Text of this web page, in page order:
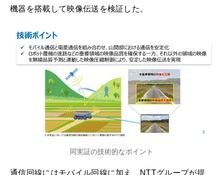
機器を搭載して映像伝送を検証した。
同実証の技術的なポイント
通信回線にはモバイル回線に加え、NTTグループが提